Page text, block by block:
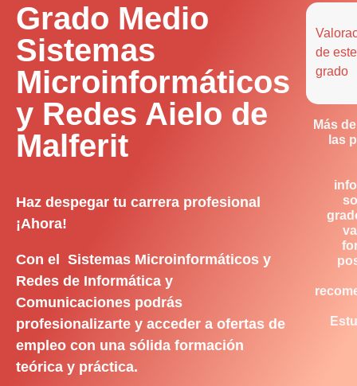
Grado Medio
Sistemas
Microinformáticos
y Redes Aielo de
Malferit
Haz despegar tu carrera profesional
¡Ahora!
Con el Sistemas Microinformáticos y
Redes de Informática y
Comunicaciones podrás
profesionalizarte y acceder a ofertas de
empleo con una sólida formación
teórica y práctica.
de este
grado
Más
las